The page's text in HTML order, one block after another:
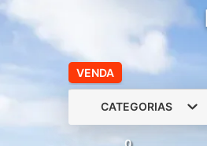
VENDA
CATEGORIAS
0